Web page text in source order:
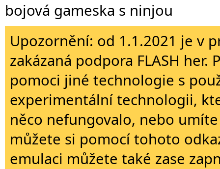
bojová gameska s ninjou
Upozornění: od 1.1.2021 je v
zakázaná podpora FLASH
pomoci jiné technologie s
experimentální technologii,
něco nefungovalo, nebo
můžete si pomocí tohoto
emulaci můžete také zase